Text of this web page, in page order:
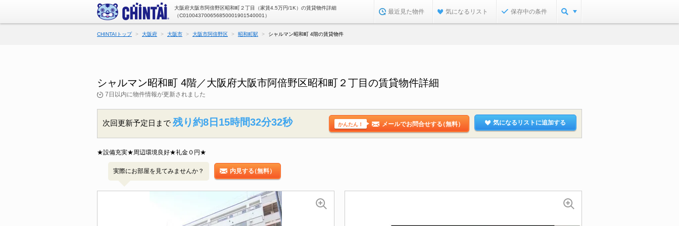
大阪府大阪市阿倍野区昭和町２丁目（家賃4.5万円/1K）の賃貸物件詳細
（C010043700656850001901540001）
最近見た物件 気になるリスト 保存中の条件
CHINTAIトップ 大阪府 大阪市 大阪市阿倍野区 昭和町駅 シャルマン昭和町 4階の賃貸物件
シャルマン昭和町 4階／大阪府大阪市阿倍野区昭和町２丁目の賃貸物件詳細
7日以内に物件情報が更新されました
次回更新予定日まで 残り約8日15時間32分31秒 かんたん！ メールでお問合せする（無料） 気になるリストに追加する
★設備充実★周辺環境良好★礼金０円★
実際にお部屋を見てみませんか？ 内見する（無料）